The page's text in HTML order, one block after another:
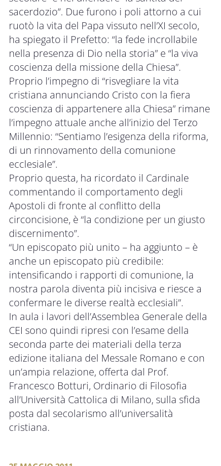
sacerdozio”. Due furono i poli attorno a cui
ruotò la vita del Papa vissuto nell’XI secolo,
ha spiegato il Prefetto: “la fede incrollabile
nella presenza di Dio nella storia” e “la viva
coscienza della missione della Chiesa”.
Proprio l’impegno di “risvegliare la vita
cristiana annunciando Cristo con la fiera
coscienza di appartenere alla Chiesa” rimane
l’impegno attuale anche all’inizio del Terzo
Millennio: “Sentiamo l’esigenza della riforma,
di un rinnovamento della comunione
ecclesiale”.
Proprio questa, ha ricordato il Cardinale
commentando il comportamento degli
Apostoli di fronte al conflitto della
circoncisione, è “la condizione per un giusto
discernimento”.
“Un episcopato più unito – ha aggiunto – è
anche un episcopato più credibile:
intensificando i rapporti di comunione, la
nostra parola diventa più incisiva e riesce a
confermare le diverse realtà ecclesiali”.
In aula i lavori dell’Assemblea Generale della
CEI sono quindi ripresi con l’esame della
seconda parte dei materiali della terza
edizione italiana del Messale Romano e con
un’ampia relazione, offerta dal Prof.
Francesco Botturi, Ordinario di Filosofia
all’Università Cattolica di Milano, sulla sfida
posta dal secolarismo all’universalità
cristiana.